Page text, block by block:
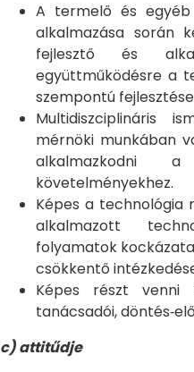
A termelő és egyéb
alkalmazása során
fejlesztő és
együttműködésre a
szempontú
Multidiszciplináris
mérnöki munkában
alkalmazkodni
követelményekhez.
Képes a technológia
alkalmazott
folyamatok
csökkentő
Képes részt venni
tanácsadói,
c) attitűdje